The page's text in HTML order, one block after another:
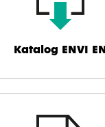
Katalog ENVI EN